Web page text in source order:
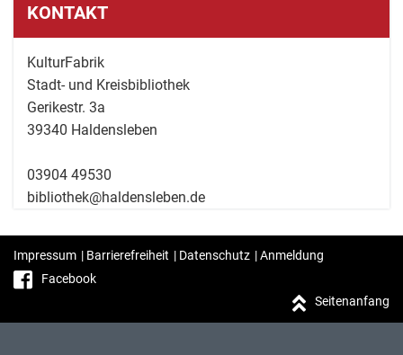
KONTAKT
KulturFabrik
Stadt- und Kreisbibliothek
Gerikestr. 3a
39340 Haldensleben
03904 49530
bibliothek@haldensleben.de
Impressum | Barrierefreiheit | Datenschutz |Anmeldung
Facebook
Seitenanfang